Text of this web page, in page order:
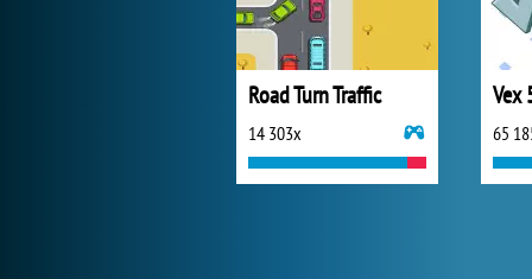
Road Turn Traffic
14 303x
Vex
65